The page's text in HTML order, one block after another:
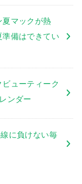
マックが熱
備はできてい
ューティーク
ンダー
に負けない毎